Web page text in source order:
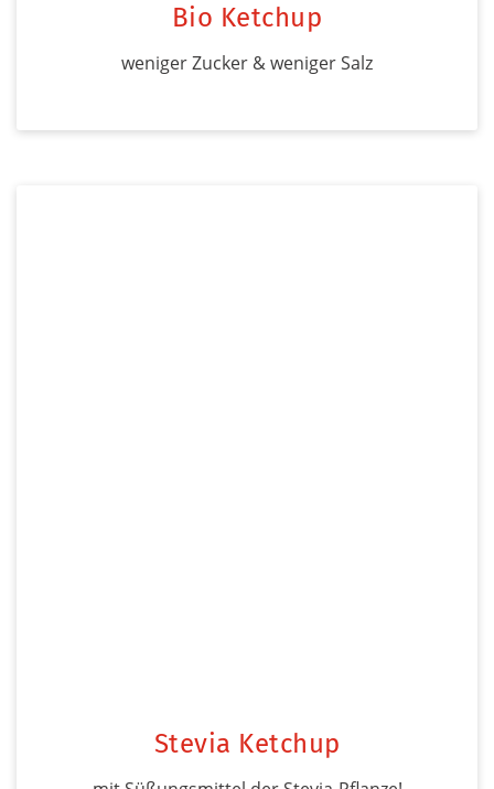
Bio Ketchup
weniger Zucker & weniger Salz
Stevia Ketchup